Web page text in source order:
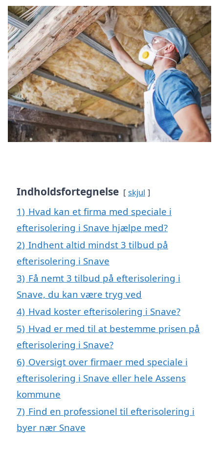
Indholdsfortegnelse skjul
1) Hvad kan et firma med speciale i
efterisolering i Snave hjælpe med?
2) Indhent altid mindst 3 tilbud på
efterisolering i Snave
3) Få nemt 3 tilbud på efterisolering i
Snave, du kan være tryg ved
4) Hvad koster efterisolering i Snave?
5) Hvad er med til at bestemme prisen på
efterisolering i Snave?
6) Oversigt over firmaer med speciale i
efterisolering i Snave eller hele Assens
kommune
7) Find en professionel til efterisolering i
byer nær Snave